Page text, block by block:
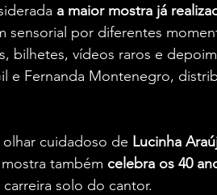
a maior mostra já
sensorial por diferentes
bilhetes, vídeos raros e
e Fernanda Montenegro,
olhar cuidadoso de Lucinha
também celebra os 40
carreira solo do cantor.